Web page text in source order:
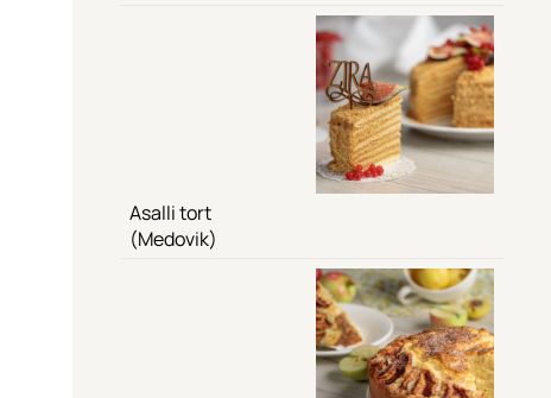
Asalli tort
(Medovik)